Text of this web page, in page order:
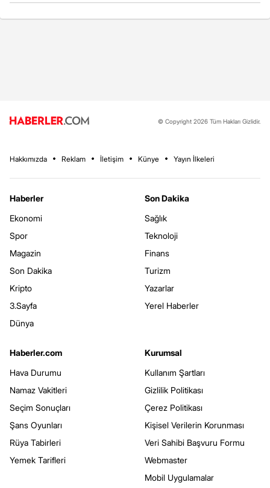
© Copyright 2026 Tüm Hakları Gizlidir.
Hakkımızda Reklam İletişim Künye Yayın İlkeleri
Haberler
Ekonomi
Spor
Magazin
Son Dakika
Kripto
3.Sayfa
Dünya
Son Dakika
Sağlık
Teknoloji
Finans
Turizm
Yazarlar
Yerel Haberler
Haberler.com
Hava Durumu
Namaz Vakitleri
Seçim Sonuçları
Şans Oyunları
Rüya Tabirleri
Yemek Tarifleri
Kurumsal
Kullanım Şartları
Gizlilik Politikası
Çerez Politikası
Kişisel Verilerin Korunması
Veri Sahibi Başvuru Formu
Webmaster
Mobil Uygulamalar